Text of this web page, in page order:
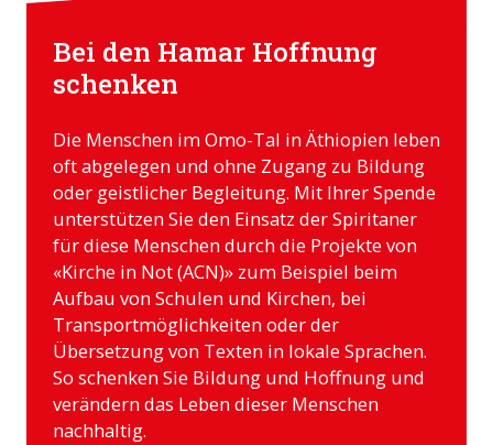
Bei den Hamar Hoffnung
schenken
Die Menschen im Omo-Tal in Äthiopien leben
oft abgelegen und ohne Zugang zu Bildung
oder geistlicher Begleitung. Mit Ihrer Spende
unterstützen Sie den Einsatz der Spiritaner
für diese Menschen durch die Projekte von
«Kirche in Not (ACN)» zum Beispiel beim
Aufbau von Schulen und Kirchen, bei
Transportmöglichkeiten oder der
Übersetzung von Texten in lokale Sprachen.
So schenken Sie Bildung und Hoffnung und
verändern das Leben dieser Menschen
nachhaltig.